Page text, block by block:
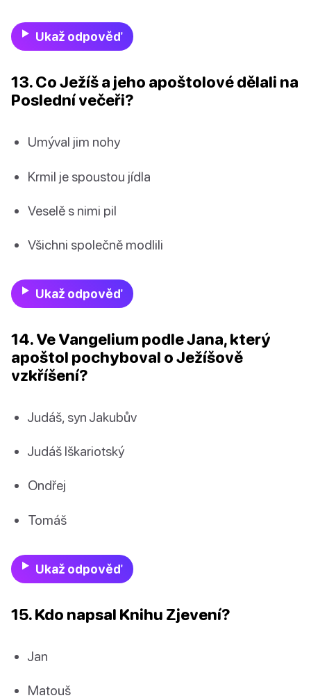
Ukaž odpověď
13. Co Ježíš a jeho apoštolové dělali na
Poslední večeři?
Umýval jim nohy
Krmil je spoustou jídla
Veselě s nimi pil
Všichni společně modlili
Ukaž odpověď
14. Ve Vangelium podle Jana, který
apoštol pochyboval o Ježíšově
vzkříšení?
Judáš, syn Jakubův
Judáš Iškariotský
Ondřej
Tomáš
Ukaž odpověď
15. Kdo napsal Knihu Zjevení?
Jan
Matouš